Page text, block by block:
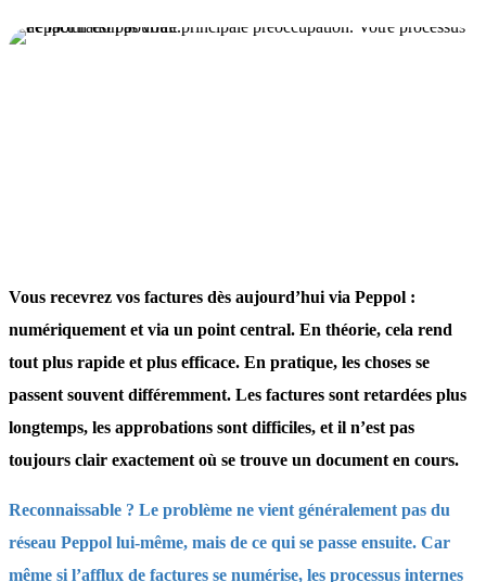
Vous recevrez vos factures dès aujourd’hui via Peppol :
numériquement et via un point central. En théorie, cela rend
tout plus rapide et plus efficace. En pratique, les choses se
passent souvent différemment. Les factures sont retardées plus
longtemps, les approbations sont difficiles, et il n’est pas
toujours clair exactement où se trouve un document en cours.
Reconnaissable ? Le problème ne vient généralement pas du
réseau Peppol lui-même, mais de ce qui se passe ensuite. Car
même si l’afflux de factures se numérise, les processus internes